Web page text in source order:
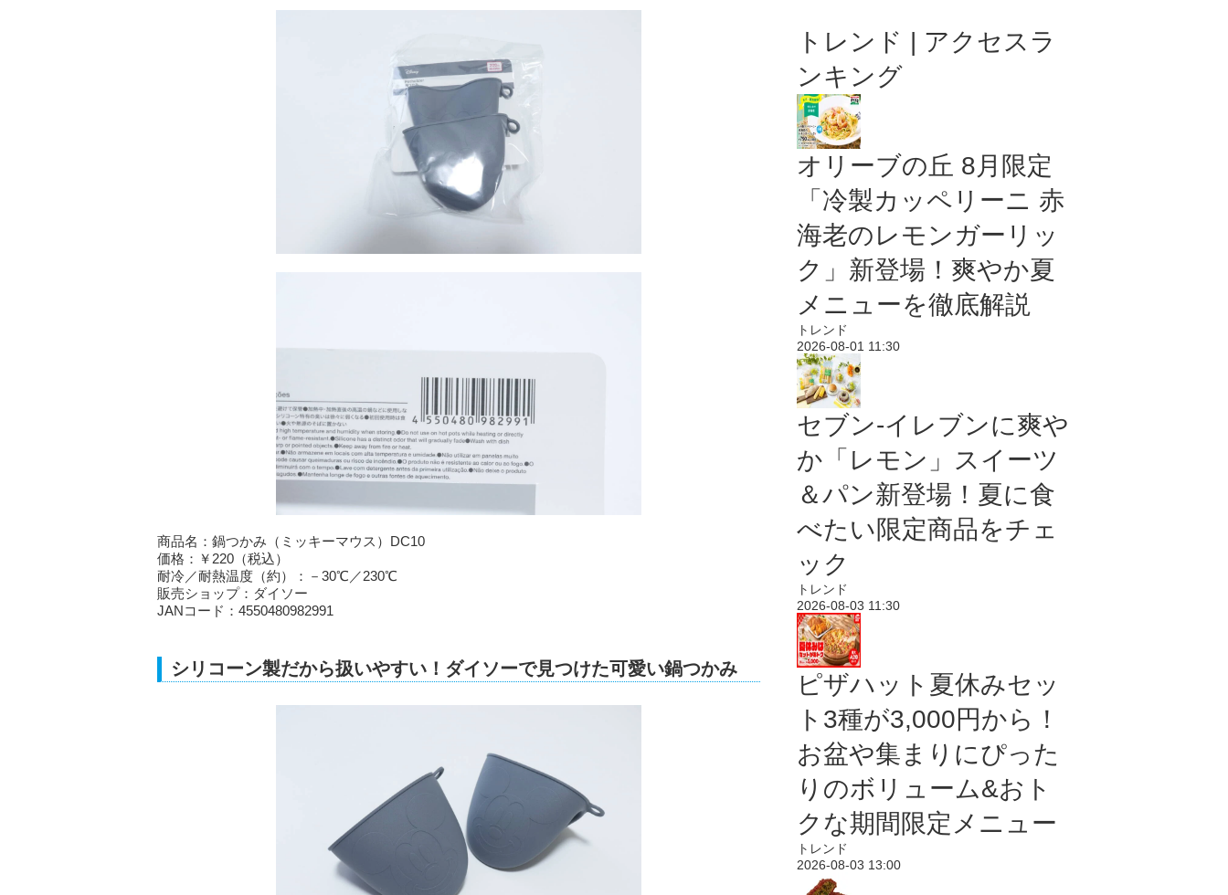
商品名：鍋つかみ（ミッキーマウス）DC10
価格：￥220（税込）
耐冷／耐熱温度（約）：－30℃／230℃
販売ショップ：ダイソー
JANコード：4550480982991
シリコーン製だから扱いやすい！ダイソーで見つけた可愛い鍋つかみ
トレンド | アクセスラ
ンキング
オリーブの丘 8月限定
「冷製カッペリーニ 赤
海老のレモンガーリッ
ク」新登場！爽やか夏
メニューを徹底解説
トレンド
2026-08-01 11:30
セブン‐イレブンに爽や
か「レモン」スイーツ
＆パン新登場！夏に食
べたい限定商品をチェ
ック
トレンド
2026-08-03 11:30
ピザハット夏休みセッ
ト3種が3,000円から！
お盆や集まりにぴった
りのボリューム&おト
クな期間限定メニュー
トレンド
2026-08-03 13:00